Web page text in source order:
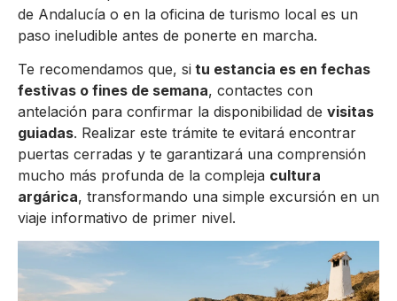
de Andalucía o en la oficina de turismo local es un
paso ineludible antes de ponerte en marcha.
Te recomendamos que, si tu estancia es en fechas
festivas o fines de semana, contactes con
antelación para confirmar la disponibilidad de visitas
guiadas. Realizar este trámite te evitará encontrar
puertas cerradas y te garantizará una comprensión
mucho más profunda de la compleja cultura
argárica, transformando una simple excursión en un
viaje informativo de primer nivel.